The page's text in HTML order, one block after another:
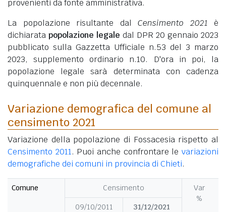
provenienti da fonte amministrativa.
La popolazione risultante dal Censimento 2021 è
dichiarata popolazione legale dal DPR 20 gennaio 2023
pubblicato sulla Gazzetta Ufficiale n.53 del 3 marzo
2023, supplemento ordinario n.10. D'ora in poi, la
popolazione legale sarà determinata con cadenza
quinquennale e non più decennale.
Variazione demografica del comune al
censimento 2021
Variazione della popolazione di Fossacesia rispetto al
Censimento 2011. Puoi anche confrontare levariazioni
demografiche dei comuni in provincia di Chieti.
Comune Censimento
Var
%
09/10/2011
31/12/2021